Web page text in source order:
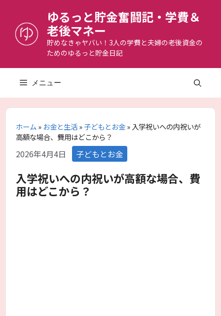
へ
ゆるっと貯金奮闘記・学費＆
老後マネー
貯めなきゃヤバい！3人の学費と夫婦の老後資金の
ためのゆるっと貯金日記
メニュー
ホーム» お金と生活»子どもとお金»入学祝いへの内祝いが
高額な場合、費用はどこから？
2026年4月4日 カ
テ
ゴ
リ
ー
子どもとお金
入学祝いへの内祝いが高額な場合、費
用はどこから？